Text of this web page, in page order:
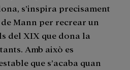
s’inspira precisament
de Mann per recrear un
del XIX que dona la
Amb això es
que s’acaba quan